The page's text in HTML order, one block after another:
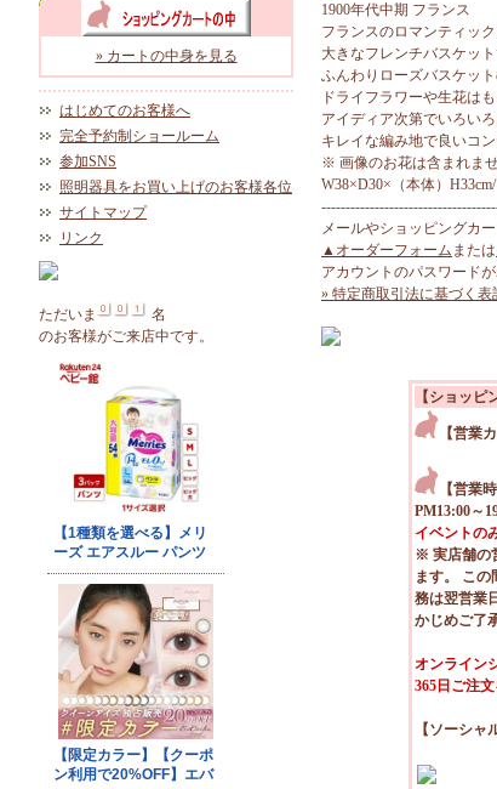
» カートの中身を見る
はじめてのお客様へ
完全予約制ショールーム
参加SNS
照明器具をお買い上げのお客様各位
サイトマップ
リンク
ただいま
名
のお客様がご来店中です。
1900年代中期 フランス
フランスのロマンティッ
大きなフレンチバスケット
ふんわりローズバスケッ
ドライフラワーや生花は
アイディア次第でいろいろ
キレイな編み地で良いコン
※ 画像のお花は含まれませ
W38×D30×（本体）
メールやショッピングカ
▲オーダーフォーム または
アカウントのパスワード
» 特定商取引法に基づく表
【ショッピ
【営業
【営業時
PM13:00～
イベントの
※ 実店舗の
ます。 こ
務は翌営業
かじめご了
オンライン
365日ご注文
【ソーシャ